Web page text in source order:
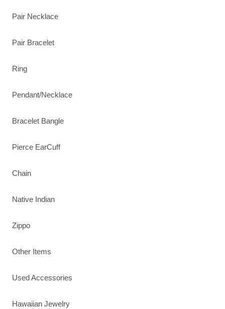
Pair Necklace
Pair Bracelet
Ring
Pendant/Necklace
Bracelet Bangle
Pierce EarCuff
Chain
Native Indian
Zippo
Other Items
Used Accessories
Hawaiian Jewelry